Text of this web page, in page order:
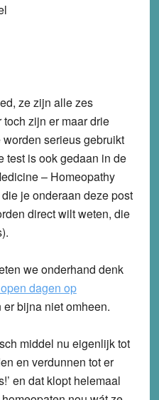
ze zijn alle zes
zijn er maar drie
serieus gebruikt
is ook gedaan in de
– Homeopathy
je onderaan deze post
direct wilt weten, die
we onderhand denk
dagen op
bijna niet omheen.
middel nu eigenlijk tot
en verdunnen tot er
en dat klopt helemaal